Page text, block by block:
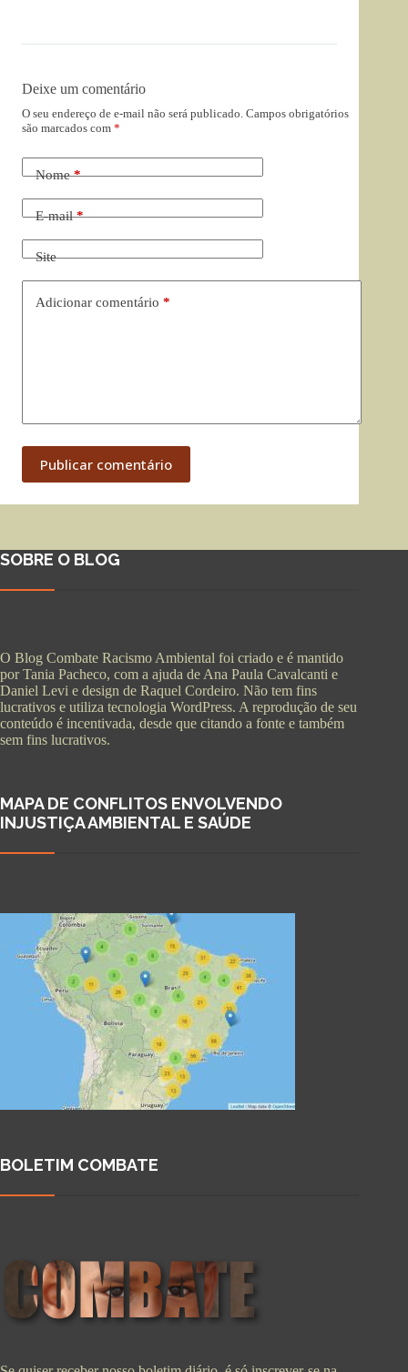
Deixe um comentário
O seu endereço de e-mail não será publicado. Campos obrigatórios
são marcados com *
Nome*
E-mail*
Site
Adicionar comentário *
Publicar comentário
SOBRE O BLOG
O Blog Combate Racismo Ambiental foi criado e é mantido
por Tania Pacheco, com a ajuda de Ana Paula Cavalcanti e
Daniel Levi e design de Raquel Cordeiro. Não tem fins
lucrativos e utiliza tecnologia WordPress. A reprodução de seu
conteúdo é incentivada, desde que citando a fonte e também
sem fins lucrativos.
MAPA DE CONFLITOS ENVOLVENDO
INJUSTIÇA AMBIENTAL E SAÚDE
BOLETIM COMBATE